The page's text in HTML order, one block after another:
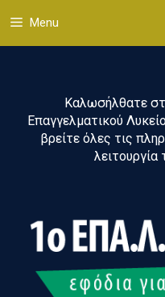
σε
περιεχόμενο
Menu
Καλωσήλθατε
Επαγγελματικού
βρείτε όλες τις
λειτουργία